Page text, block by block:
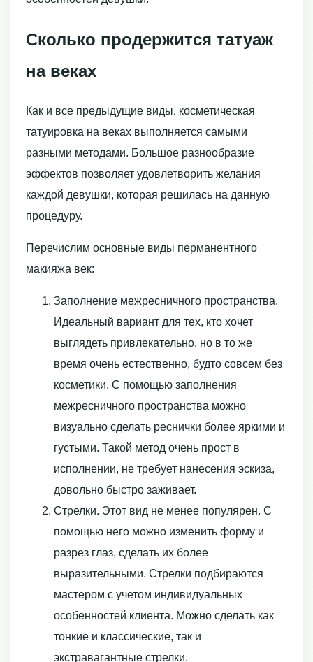
Сколько продержится татуаж
на веках
Как и все предыдущие виды, косметическая
татуировка на веках выполняется самыми
разными методами. Большое разнообразие
эффектов позволяет удовлетворить желания
каждой девушки, которая решилась на данную
процедуру.
Перечислим основные виды перманентного
макияжа век:
Заполнение межресничного пространства.
Идеальный вариант для тех, кто хочет
выглядеть привлекательно, но в то же
время очень естественно, будто совсем без
косметики. С помощью заполнения
межресничного пространства можно
визуально сделать реснички более яркими и
густыми. Такой метод очень прост в
исполнении, не требует нанесения эскиза,
довольно быстро заживает.
Стрелки. Этот вид не менее популярен. С
помощью него можно изменить форму и
разрез глаз, сделать их более
выразительными. Стрелки подбираются
мастером с учетом индивидуальных
особенностей клиента. Можно сделать как
тонкие и классические, так и
экстравагантные стрелки.